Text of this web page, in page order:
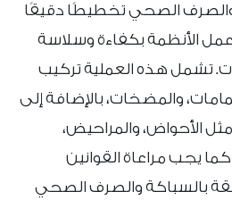
الصحي تخطيطًا دقيقًا
الأنظمة بكفاءة وسلاسة
تشمل هذه العملية تركيب
والمضخات، بالإضافة إلى
الأحواض، والمراحيض،
يجب مراعاة القوانين
بالسباكة والصرف الصحي